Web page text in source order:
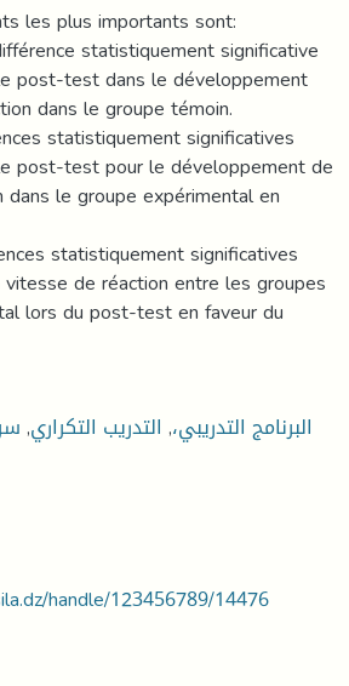
les plus importants sont:
statistiquement significative
post-test dans le développement
dans le groupe témoin.
statistiquement significatives
post-test pour le développement de
le groupe expérimental en
statistiquement significatives
de réaction entre les groupes
lors du post-test en faveur du
البرنامج التدريبي،, التدريب التكراري,
handle/123456789/14476